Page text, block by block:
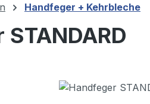
Handfeger + Kehrbleche